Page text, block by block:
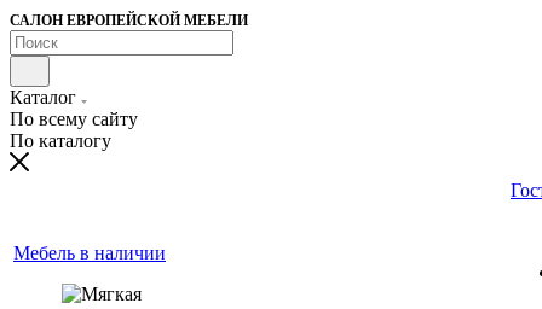
САЛОН ЕВРОПЕЙСКОЙ МЕБЕЛИ
Каталог
По всему сайту
По каталогу
Мебель в наличии